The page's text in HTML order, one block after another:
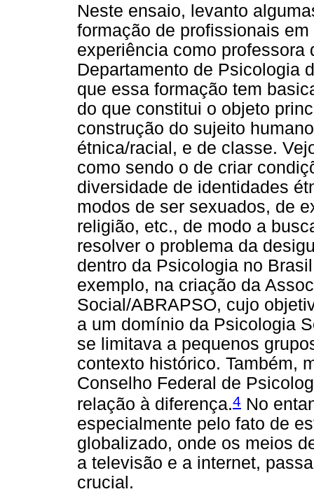
Neste ensaio, levanto
formação de profissionais
experiência como
Departamento de Psicologia
que essa formação tem
do que constitui o objeto
construção do sujeito
étnica/racial, e de classe.
como sendo o de criar
diversidade de identidades
modos de ser sexuados, de
religião, etc., de modo a
resolver o problema da
dentro da Psicologia no
exemplo, na criação da
Social/ABRAPSO, cujo
a um domínio da Psicologia
se limitava a pequenos
contexto histórico. Também,
Conselho Federal de
relação à diferença.4 No
especialmente pelo fato de
globalizado, onde os meios
a televisão e a internet,
crucial.